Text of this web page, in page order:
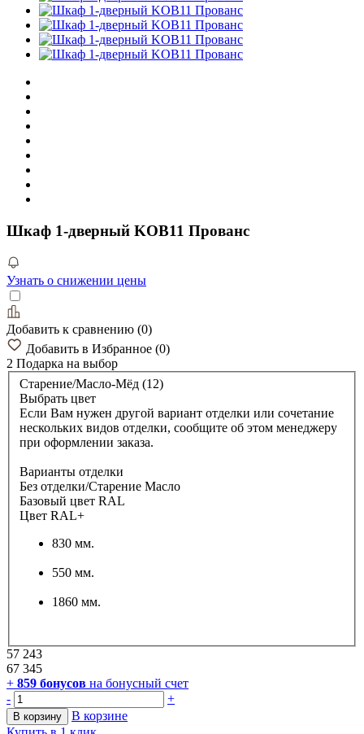
Шкаф 1-дверный KOB11 Прованс
Узнать о снижении цены
Добавить к сравнению (0)
Добавить в Избранное (0)
2 Подарка на выбор
Старение/Масло-Мёд (12)
Выбрать цвет
Если Вам нужен другой вариант отделки или сочетание
нескольких видов отделки, сообщите об этом менеджеру
при оформлении заказа.
Варианты отделки
Без отделки/Старение Масло
Базовый цвет RAL
Цвет RAL+
830 мм.
550 мм.
1860 мм.
57 243
67 345
+ 859 бонусов на бонусный счет
-
+
В корзину
В корзине